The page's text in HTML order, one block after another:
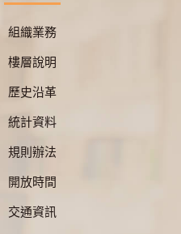
組織業務
樓層說明
歷史沿革
統計資料
規則辦法
開放時間
交通資訊